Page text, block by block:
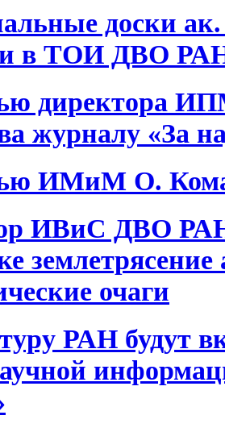
доски
в ТОИ ДВО
директора
журналу «За
ИМиМ О.
ИВиС ДВО
землетрясение
очаги
РАН будут